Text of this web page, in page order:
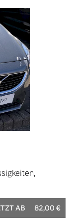
AB 82,00 €